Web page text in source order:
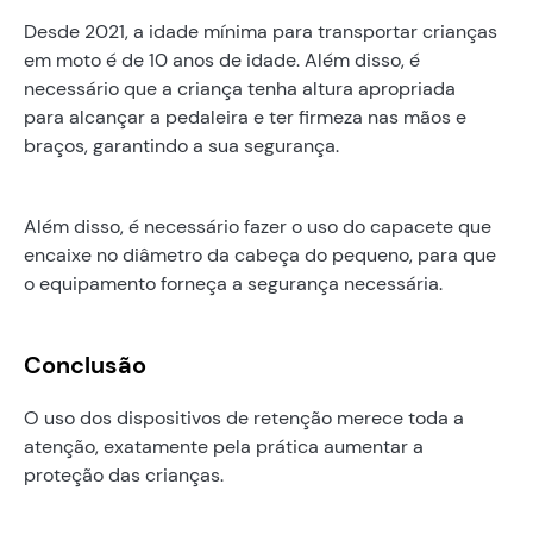
Desde 2021, a idade mínima para transportar crianças
em moto é de 10 anos de idade. Além disso, é
necessário que a criança tenha altura apropriada
para alcançar a pedaleira e ter firmeza nas mãos e
braços, garantindo a sua segurança.
Além disso, é necessário fazer o uso do capacete que
encaixe no diâmetro da cabeça do pequeno, para que
o equipamento forneça a segurança necessária.
Co‍nclusão
O uso dos dispositivos de retenção merece toda a
atenção, exatamente pela prática aumentar a
proteção das crianças.